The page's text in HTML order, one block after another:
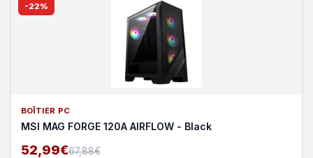
-22%
BOÎTIER PC
MSI MAG FORGE 120A AIRFLOW - Black
52,99€67,88€